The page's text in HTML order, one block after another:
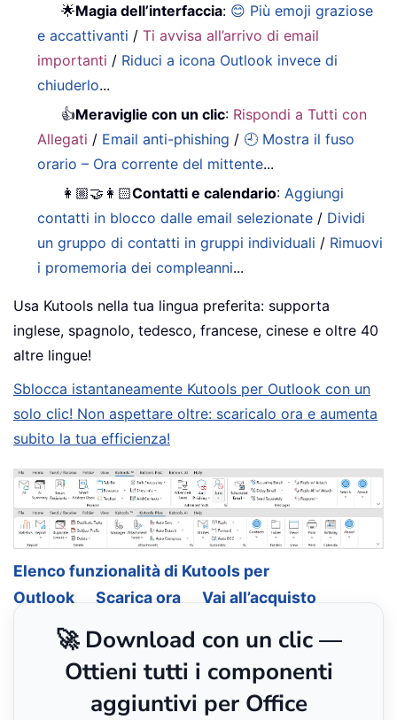
🌟Magia dell’interfaccia: 😊 Più emoji graziose
e accattivanti /Ti avvisa all’arrivo di email
importanti / Riduci a icona Outlook invece di
chiuderlo...
👍Meraviglie con un clic: Rispondi a Tutti con
Allegati / Email anti-phishing / 🕘 Mostra il fuso
orario – Ora corrente del mittente...
👩🏼‍🤝‍👩🏻Contatti e calendario: Aggiungi
contatti in blocco dalle email selezionate / Dividi
un gruppo di contatti in gruppi individuali / Rimuovi
i promemoria dei compleanni...
Usa Kutools nella tua lingua preferita: supporta
inglese, spagnolo, tedesco, francese, cinese e oltre 40
altre lingue!
Sblocca istantaneamente Kutools per Outlook con un
solo clic! Non aspettare oltre: scaricalo ora e aumenta
subito la tua efficienza!
Elenco funzionalità di Kutools per
Outlook
Scarica ora Vai all’acquisto
🚀 Download con un clic —
Ottieni tutti i componenti
aggiuntivi per Office